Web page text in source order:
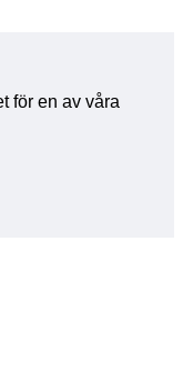
för en av våra